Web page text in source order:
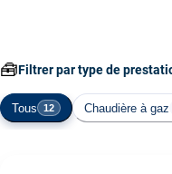
🧰Filtrer par type de
Tous 12 Chaudière à gaz